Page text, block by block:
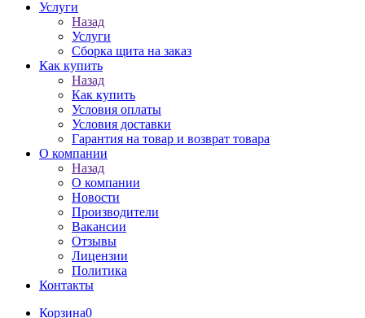
Услуги
Назад
Услуги
Сборка щита на заказ
Как купить
Назад
Как купить
Условия оплаты
Условия доставки
Гарантия на товар и возврат товара
О компании
Назад
О компании
Новости
Производители
Вакансии
Отзывы
Лицензии
Политика
Контакты
Корзина0